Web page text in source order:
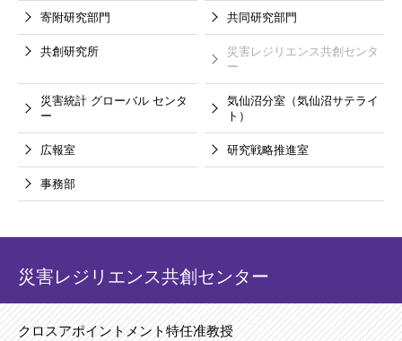
寄附研究部門 共同研究部門
共創研究所
災害レジリエンス共創センタ
ー
災害統計 グローバル センタ
ー
気仙沼分室（気仙沼サテライ
ト）
広報室 研究戦略推進室
事務部
災害レジリエンス共創センター
クロスアポイントメント特任准教授